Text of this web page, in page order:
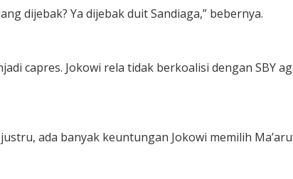
dijebak? Ya dijebak duit Sandiaga,” bebernya.
capres. Jokowi rela tidak berkoalisi dengan SBY
ada banyak keuntungan Jokowi memilih